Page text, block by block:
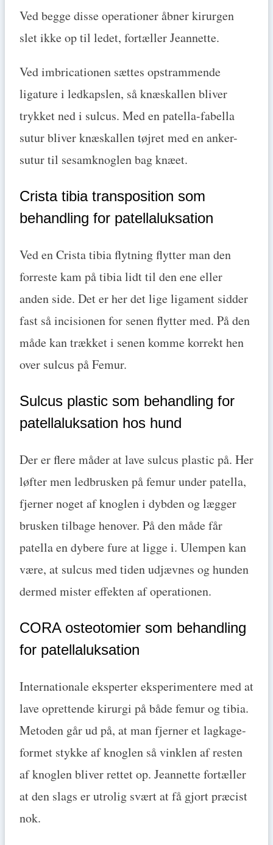
Ved begge disse operationer åbner kirurgen
slet ikke op til ledet, fortæller Jeannette.
Ved imbricationen sættes opstrammende
ligature i ledkapslen, så knæskallen bliver
trykket ned i sulcus. Med en patella-fabella
sutur bliver knæskallen tøjret med en anker-
sutur til sesamknoglen bag knæet.
Crista tibia transposition som
behandling for patellaluksation
Ved en Crista tibia flytning flytter man den
forreste kam på tibia lidt til den ene eller
anden side. Det er her det lige ligament sidder
fast så incisionen for senen flytter med. På den
måde kan trækket i senen komme korrekt hen
over sulcus på Femur.
Sulcus plastic som behandling for
patellaluksation hos hund
Der er flere måder at lave sulcus plastic på. Her
løfter men ledbrusken på femur under patella,
fjerner noget af knoglen i dybden og lægger
brusken tilbage henover. På den måde får
patella en dybere fure at ligge i. Ulempen kan
være, at sulcus med tiden udjævnes og hunden
dermed mister effekten af operationen.
CORA osteotomier som behandling
for patellaluksation
Internationale eksperter eksperimentere med at
lave oprettende kirurgi på både femur og tibia.
Metoden går ud på, at man fjerner et lagkage-
formet stykke af knoglen så vinklen af resten
af knoglen bliver rettet op. Jeannette fortæller
at den slags er utrolig svært at få gjort præcist
nok.